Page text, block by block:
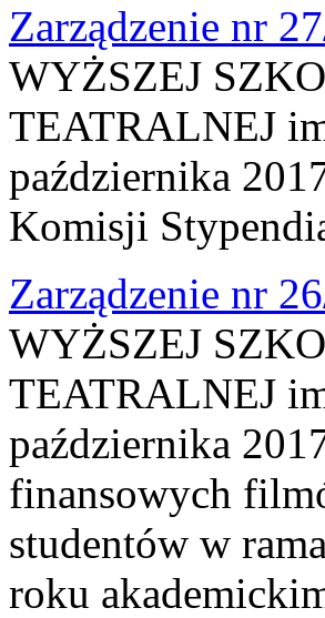
Zarządzenie nr
WYŻSZEJ
TEATRALNEJ
października
Komisji
Zarządzenie nr
WYŻSZEJ
TEATRALNEJ
października
finansowych
studentów w
roku